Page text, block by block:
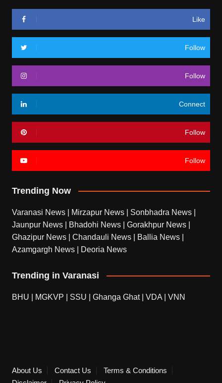
Like
Follow
Follow
Connect
Follow
Follow
Trending Now
Varanasi News Mirzapur News Sonbhadra News
Jaunpur News
Bhadohi News Gorakhpur News
Ghazipur News
Chandauli News Ballia News
Azamgargh News
Deoria News
Trending in Varanasi
BHU MGKVP SSU Ghanga Ghat| VDA VNN
About Us Contact Us
Terms & Conditions